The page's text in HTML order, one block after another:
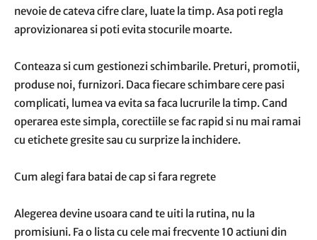
nevoie de cateva cifre clare, luate la timp. Asa poti regla
aprovizionarea si poti evita stocurile moarte.
Conteaza si cum gestionezi schimbarile. Preturi, promotii,
produse noi, furnizori. Daca fiecare schimbare cere pasi
complicati, lumea va evita sa faca lucrurile la timp. Cand
operarea este simpla, corectiile se fac rapid si nu mai ramai
cu etichete gresite sau cu surprize la inchidere.
Cum alegi fara batai de cap si fara regrete
Alegerea devine usoara cand te uiti la rutina, nu la
promisiuni. Fa o lista cu cele mai frecvente 10 actiuni din